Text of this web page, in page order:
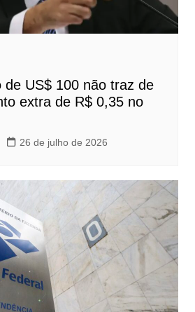
de US$ 100 não traz de
extra de R$ 0,35 no
26 de julho de 2026